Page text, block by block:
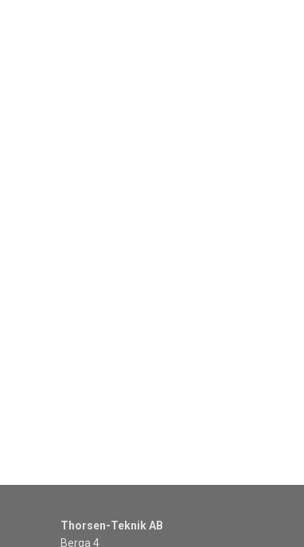
Thorsen-Teknik AB
Berga 4